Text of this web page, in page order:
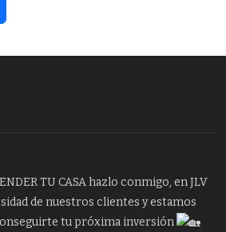
TU CASA hazlo conmigo, en JLV
de nuestros clientes y estamos
tu próxima inversión